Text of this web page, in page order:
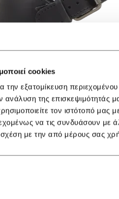
cookies
την εξατομίκευση
ανάλυση της επισκεψιμότητάς
τον ιστότοπό μας
να τις συνδυάσουν με
σχέση με την από μέρους σας
Platform